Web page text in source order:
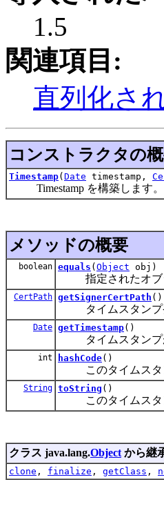
1.5
関連項目:
直列化さ
コンストラクタの
Timestamp( Date timestamp,
Timestamp を構築します。
メソッドの概要
boolean equals ( Object obj)
指定されたオブジ
CertPath getSignerCertPath ()
タイムスタンプ発
Date getTimestamp()
タイムスタンプが
int hashCode()
このタイムスタン
String toString ()
このタイムスタン
クラス java.lang.Object から継
clone , finalize , getClass ,